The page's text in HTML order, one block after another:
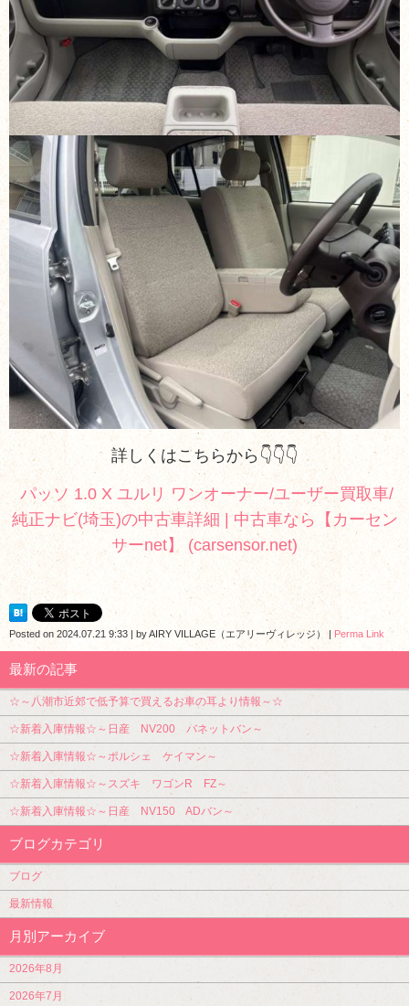
詳しくはこちらから👇👇👇
パッソ 1.0 X ユルリ ワンオーナー/ユーザー買取車/
純正ナビ(埼玉)の中古車詳細 | 中古車なら【カーセン
サーnet】 (carsensor.net)
Posted on 2024.07.21 9:33 | byAIRY VILLAGE（エアリーヴィレッジ） | Perma Link
最新の記事
☆～八潮市近郊で低予算で買えるお車の耳より情報～☆
☆新着入庫情報☆～日産 NV200 バネットバン～
☆新着入庫情報☆～ポルシェ ケイマン～
☆新着入庫情報☆～スズキ ワゴンR FZ～
☆新着入庫情報☆～日産 NV150 ADバン～
ブログカテゴリ
ブログ
最新情報
月別アーカイブ
2026年8月
2026年7月